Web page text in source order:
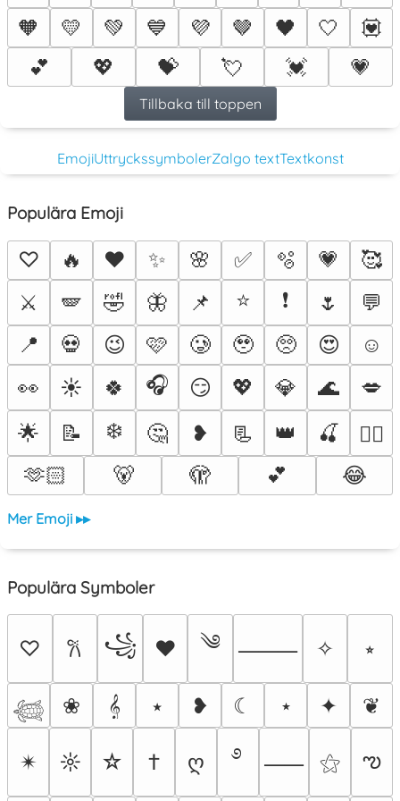
🧡
💛 💚 💙 💜 🤎 🖤 🤍
💟
💕
💖 💝 💘 💓 💗
Tillbaka till toppen
EmojiUttryckssymbolerZalgo textTextkonst
Populära Emoji
♡ 🔥 ❤️ ✨ 🌸 ✅ 🫧 💗
🥰
⚔️
🪽 🤣 🦋 📌 ⭐ ❗ 🌷
💬
📍
💀 😉 🩷 🥲 🥹 🥺 😍
☺️
👀
☀️ 🍀 🎧 😏 💖 💎 🌊
💋
🌟
📝 ❄️ 🤔 ❥ 📃 👑 🍒
❤️‍🔥
🫶🏻
🐻 🫣 💕 😂
Mer Emoji ▸▸
Populära Symboler
♡ 𐙚 ꧁ ♥ ༄ ⸻ ✧ ⭒
𓆉 ❀ 𝄞 ⭑ ❥ ☾ ⋆ ✦ ❦
✴︎ ☼ ☆ † ღ ࿔ ⸺ ⚝ ఌ